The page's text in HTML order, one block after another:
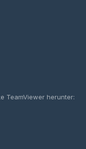
TeamViewer herunter: